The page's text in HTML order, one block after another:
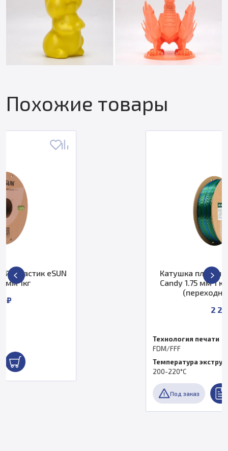
Похожие товары
Катушка пластика ESUN ePLA-Silk
Candy 1.75 мм 1 кг, синий-зеленый
(переходный 2 цвета)
Температура экструдера, °C